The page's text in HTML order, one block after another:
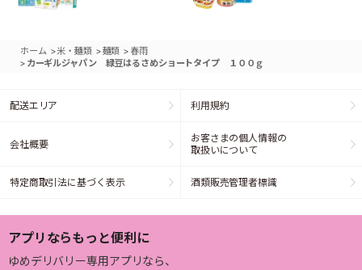
ホーム >米・麺類 >麺類 > 春雨
> カーギルジャパン 緑豆はるさめショートタイプ １００ｇ
配送エリア 利用規約
会社概要
お客さまの個人情報の
取扱いについて
特定商取引法に基づく表示 酒類販売管理者標識
アプリならもっと便利に
ゆめデリバリー専用アプリなら、